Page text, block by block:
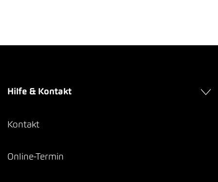
Hilfe & Kontakt
Kontakt
Online-Termin